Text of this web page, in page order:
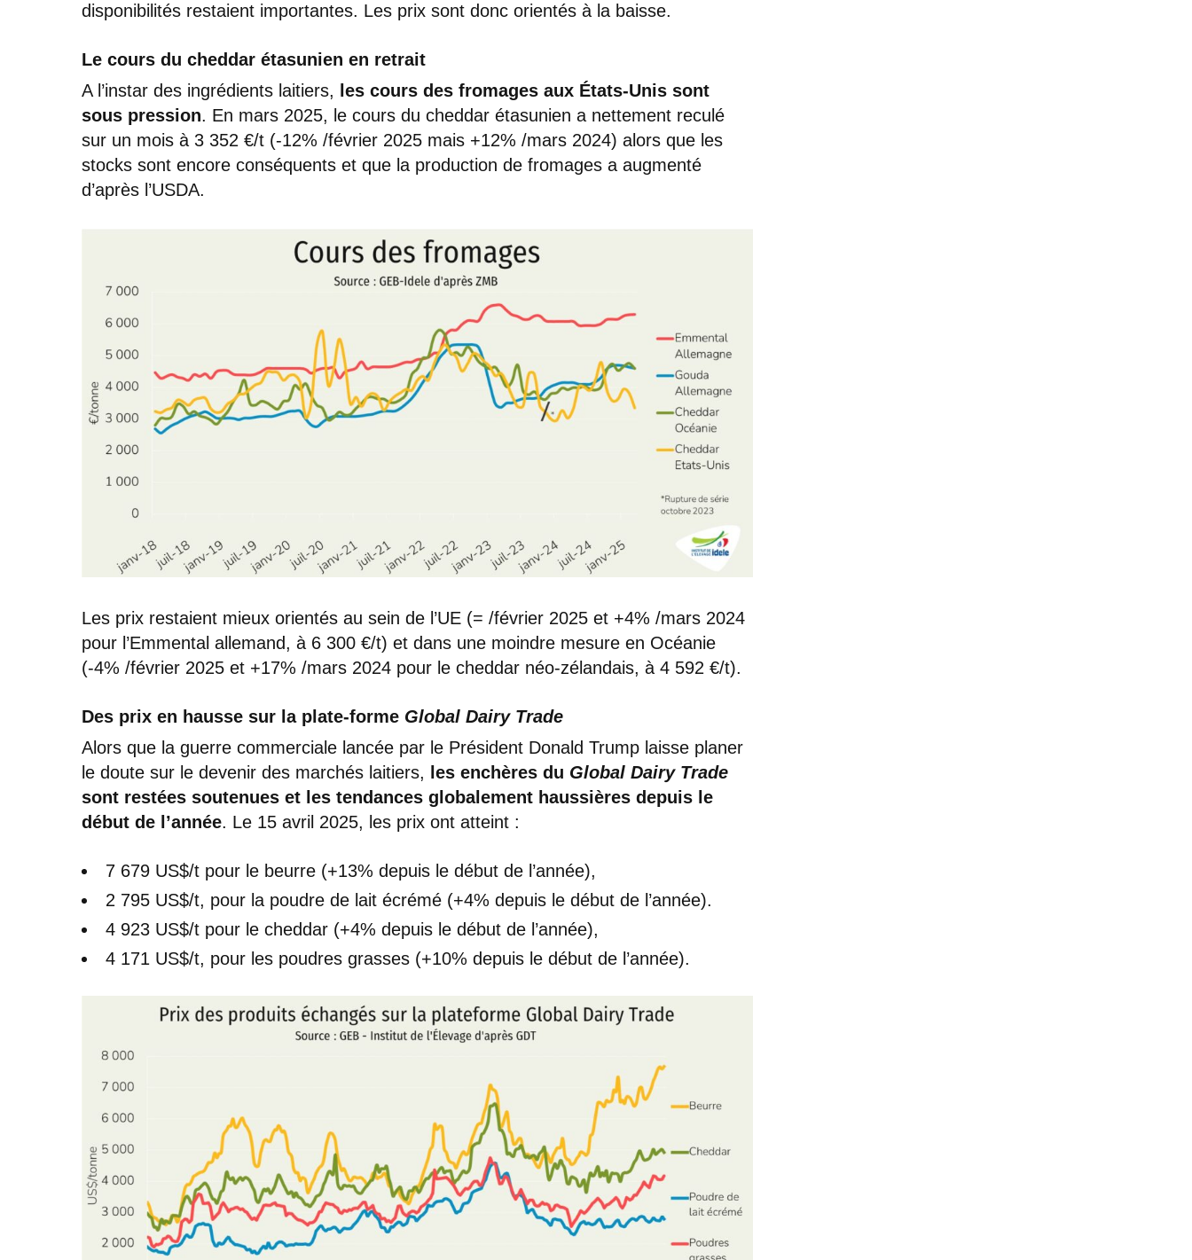
disponibilités restaient importantes. Les prix sont donc orientés à la baisse.
Le cours du cheddar étasunien en retrait
A l’instar des ingrédients laitiers,
les cours des fromages aux États-Unis sont
sous pression. En mars 2025, le cours du cheddar étasunien a nettement reculé
sur un mois à 3 352 €/t (-12% /février 2025 mais +12% /mars 2024) alors que les
stocks sont encore conséquents et que la production de fromages a augmenté
d’après l’USDA.
Les prix restaient mieux orientés au sein de l’UE (= /février 2025 et +4% /mars 2024
pour l’Emmental allemand, à 6 300 €/t) et dans une moindre mesure en Océanie
(-4% /février 2025 et +17% /mars 2024 pour le cheddar néo-zélandais, à 4 592 €/t).
Des prix en hausse sur la plate-forme Global Dairy Trade
Alors que la guerre commerciale lancée par le Président Donald Trump laisse planer
le doute sur le devenir des marchés laitiers, les enchères du Global Dairy Trade
sont restées soutenues et les tendances globalement haussières depuis le
début de l’année. Le 15 avril 2025, les prix ont atteint :
7 679 US$/t pour le beurre (+13% depuis le début de l’année),
2 795 US$/t, pour la poudre de lait écrémé (+4% depuis le début de l’année).
4 923 US$/t pour le cheddar (+4% depuis le début de l’année),
4 171 US$/t, pour les poudres grasses (+10% depuis le début de l’année).